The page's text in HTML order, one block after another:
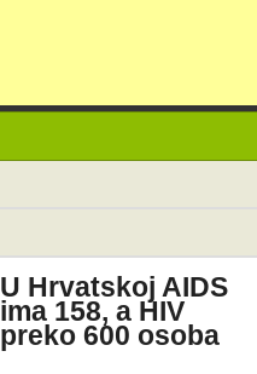
U Hrvatskoj AIDS
ima 158, a HIV
preko 600 osoba